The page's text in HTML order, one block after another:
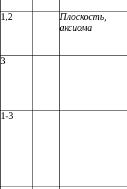
1,2
Плоскость,
аксиома
3
1-3